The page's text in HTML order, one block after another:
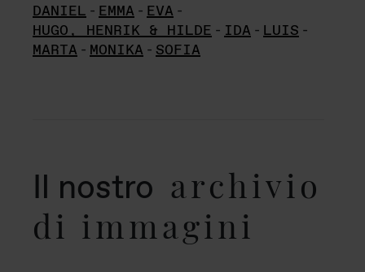
DANIEL - EMMA - EVA -
HUGO, HENRIK & HILDE - IDA - LUIS -
MARTA - MONIKA - SOFIA
Il nostro archivio
di immagini